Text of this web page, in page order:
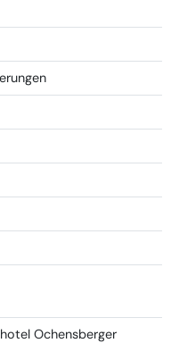
Ochensberger